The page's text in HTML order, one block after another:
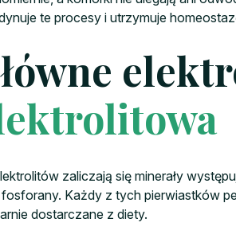
te procesy i utrzymuje
zaliczają się minerały
Każdy z tych pierwiastków
dostarczane z diety.